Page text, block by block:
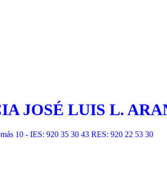
JOSÉ LUIS L.
10 - IES: 920 35 30 43 RES: 920 22 53 30